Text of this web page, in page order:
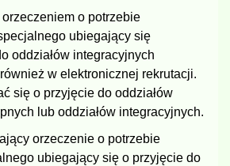
o potrzebie
ubiegający się
oddziałów integracyjnych
w elektronicznej rekrutacji.
się o przyjęcie do oddziałów
lub oddziałów integracyjnych.
orzeczenie o potrzebie
ubiegający się o przyjęcie do